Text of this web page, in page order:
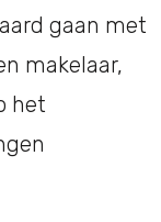
gaan met
makelaar,
het